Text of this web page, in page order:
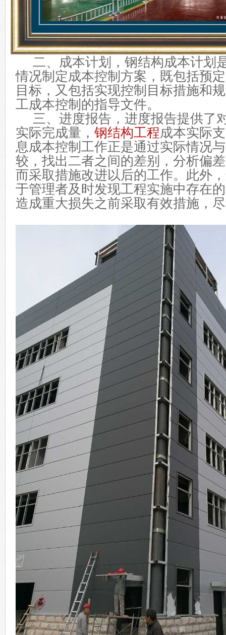
二、成本计划，钢结构成本计划
情况制定成本控制方案，既包括预
目标，又包括实现控制目标措施和
工成本控制的指导文件。
三、进度报告，进度报告提供了
实际完成量， 钢结构工程成本实际
息成本控制工作正是通过实际情况
较，找出二者之间的差别，分析偏
而采取措施改进以后的工作。此外
于管理者及时发现工程实施中存在
造成重大损失之前采取有效措施，